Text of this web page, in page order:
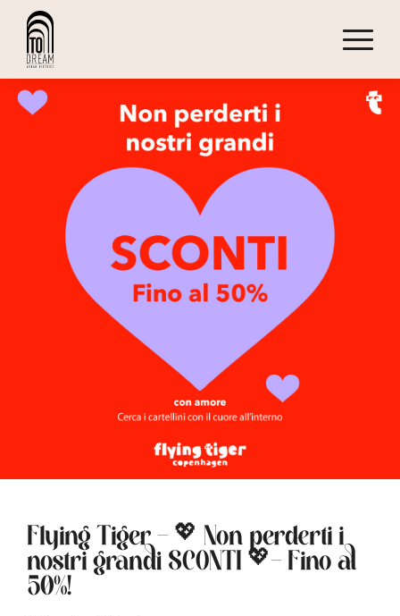
Flying Tiger – 💖 Non perderti i
nostri grandi SCONTI 💖- Fino al
50%!